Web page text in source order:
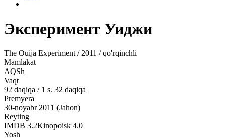
Эксперимент Уиджи
The Ouija Experiment / 2011 / qo'rqinchli
Mamlakat
AQSh
Vaqt
92 daqiqa / 1 s. 32 daqiqa
Premyera
30-noyabr 2011 (Jahon)
Reyting
IMDB 3.2Kinopoisk 4.0
Yosh